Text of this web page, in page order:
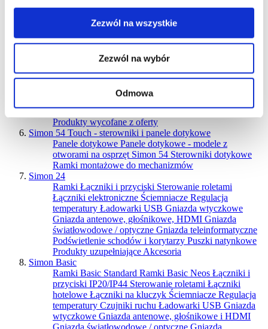
Zezwól na wszystkie
Zezwól na wybór
Odmowa
Ramki Simon 54 PremiumRamki Simon 54 Nature
Łączniki i przyciski IP20/IP44Sterowanie roletami
Łączniki elektroniczneŁączniki na kluczyk
ŚciemniaczeRegulacja temperatury
antenowe, głośnikowe i HDMIGniazda
światłowodowe / optyczne
do ramek PremiumProdukty uzupełniająceAkcesoria
Produkty wycofane z oferty
Simon 54 Touch - sterowniki i panele dotykowe
Panele dotykowe Panele dotykowe - modele z
otworami na osprzęt Simon 54 Sterowniki dotykowe
Ramki montażowe do mechanizmów
Simon 24
Ramki Łączniki i przyciski Sterowanie roletami
Łączniki elektroniczne Ściemniacze Regulacja
temperatury Ładowarki USB Gniazda wtyczkowe
Gniazda antenowe, głośnikowe, HDMI Gniazda
światłowodowe / optyczne Gniazda teleinformatyczne
Podświetlenie schodów i korytarzy Puszki natynkowe
Produkty uzupełniające Akcesoria
Simon Basic
Ramki Basic Standard Ramki Basic Neos Łączniki i
przyciski IP20/IP44 Sterowanie roletami Łączniki
hotelowe Łączniki na kluczyk Ściemniacze Regulacja
temperatury Czujniki ruchu Ładowarki USB Gniazda
wtyczkowe Gniazda antenowe, głośnikowe i HDMI
Gniazda światłowodowe / optyczne Gniazda